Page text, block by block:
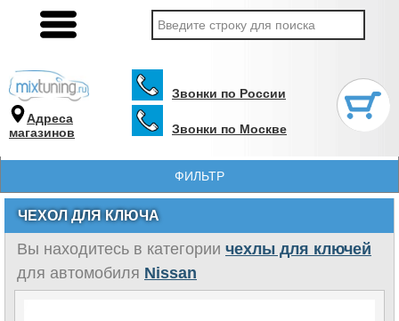
Адреса
магазинов
Звонки по России
Звонки по Москве
ФИЛЬТР
ЧЕХОЛ ДЛЯ КЛЮЧА
Вы находитесь в категории чехлы для ключей
для автомобиля Nissan